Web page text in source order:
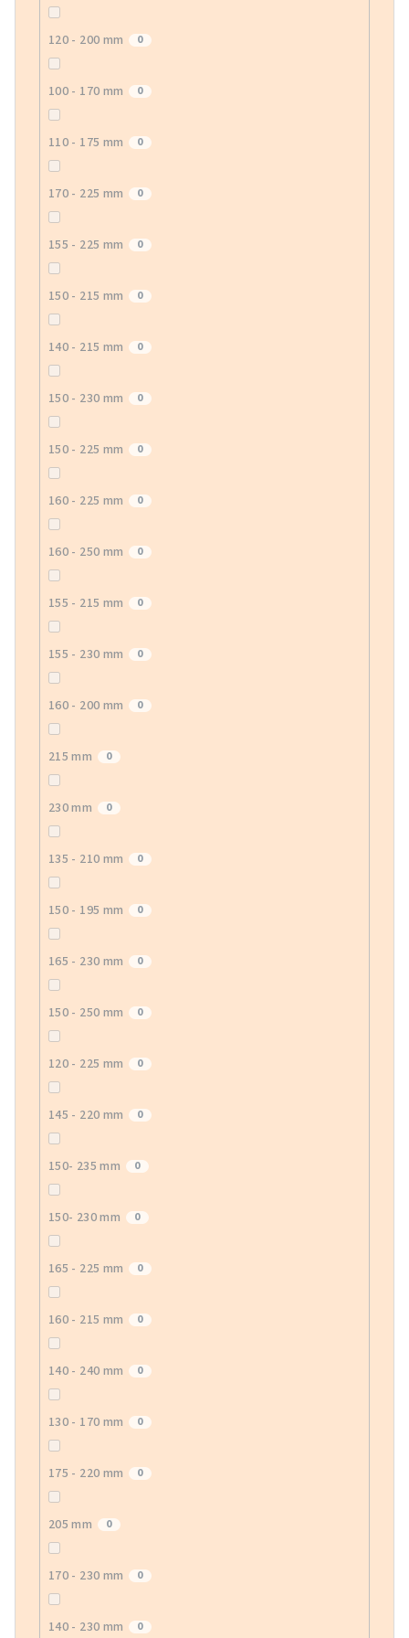
120 - 200 mm 0
100 - 170 mm 0
110 - 175 mm 0
170 - 225 mm 0
155 - 225 mm 0
150 - 215 mm 0
140 - 215 mm 0
150 - 230 mm 0
150 - 225 mm 0
160 - 225 mm 0
160 - 250 mm 0
155 - 215 mm 0
155 - 230 mm 0
160 - 200 mm 0
215 mm 0
230 mm 0
135 - 210 mm 0
150 - 195 mm 0
165 - 230 mm 0
150 - 250 mm 0
120 - 225 mm 0
145 - 220 mm 0
150- 235 mm 0
150- 230 mm 0
165 - 225 mm 0
160 - 215 mm 0
140 - 240 mm 0
130 - 170 mm 0
175 - 220 mm 0
205 mm 0
170 - 230 mm 0
140 - 230 mm 0